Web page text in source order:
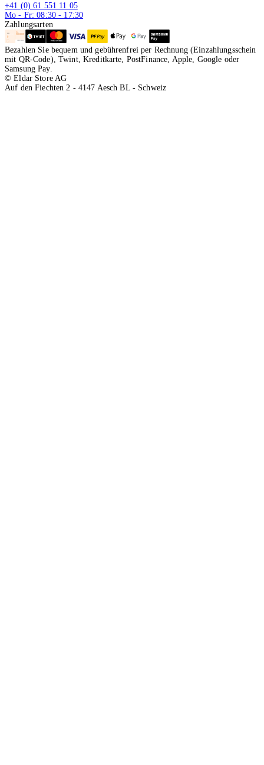
+41 (0) 61 551 11 05
Mo - Fr: 08:30 - 17:30
Zahlungsarten
Bezahlen Sie bequem und gebührenfrei per Rechnung (Einzahlungsschein
mit QR-Code), Twint, Kreditkarte, PostFinance, Apple, Google oder
Samsung Pay.
© Eldar Store AG
Auf den Fiechten 2 - 4147 Aesch BL - Schweiz